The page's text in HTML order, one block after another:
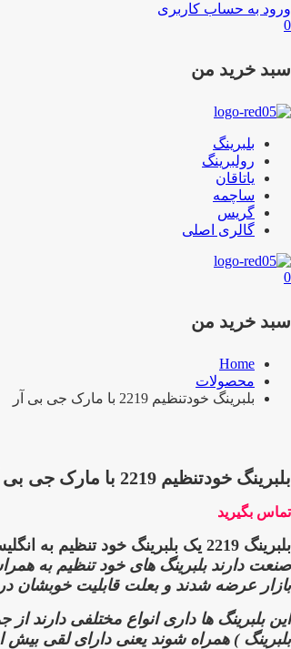
ورود به حساب کاربری
0
سبد خرید من
بلبرینگ
رولبرینگ
یاتاقان
ساچمه
گریس
گالری اصلی
0
سبد خرید من
Home
محصولات
بلبرینگ خودتنظیم 2219 با مارک جی بی آر
بلبرینگ خودتنظیم 2219 با مارک جی بی آر
تماس بگیرید
بلبرینگ 2219 یک بلبرینگ خود تنظیم به انگلیسی Self-Aligning Ball
صنعت دارندبلبرینگ های خود تنظیم به
بازار عرضه شدند و بعلت قابلیت خوبشان
این بلبرینگ ها داری انواع مختلفی دارند
بلبرینگ ) همراه شوند یعنی دارای لقی بیش